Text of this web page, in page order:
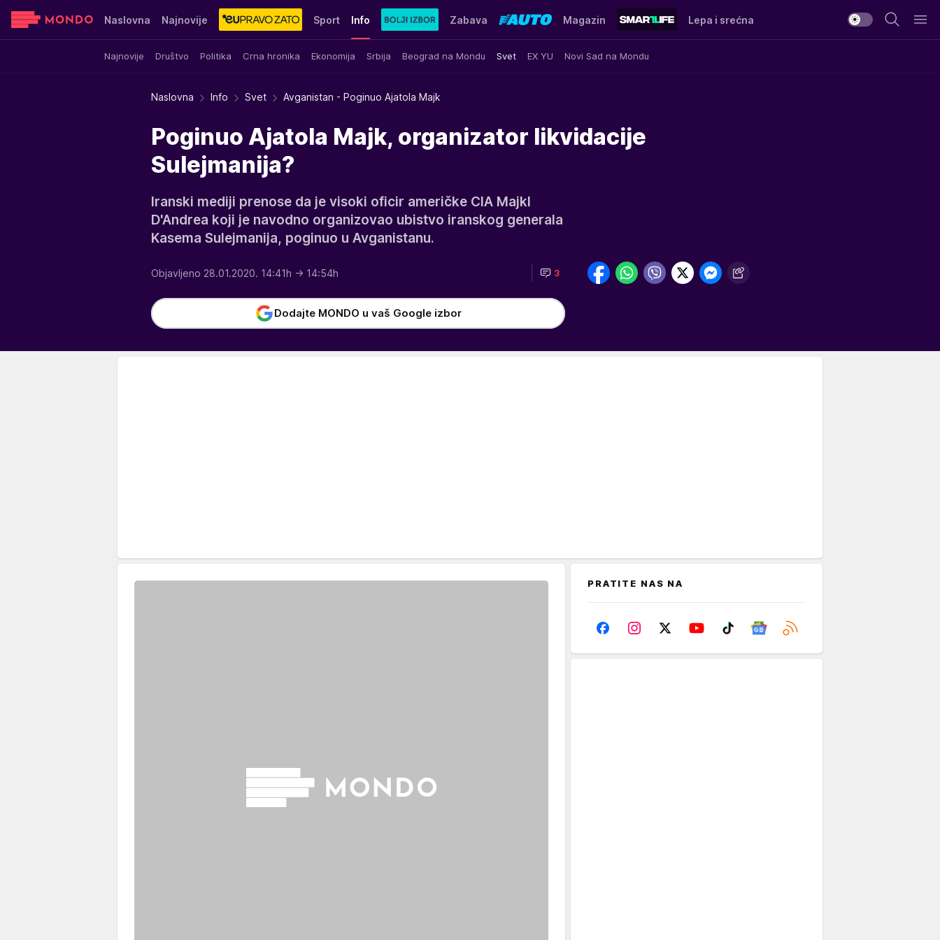
Naslovna Najnovije Sport Info
Najnovije Društvo Politika Crna hronika Ekonomija Srbija Beograd na Mondu Svet EX YU Novi Sad na Mondu
Zabava Magazin Lepa i srećna
Sensa Stvar ukusa Yumama
Naslovna Info Svet Avganistan - Poginuo Ajatola Majk
Poginuo Ajatola Majk, organizator likvidacije
Sulejmanija?
Iranski mediji prenose da je visoki oficir američke CIA Majkl
D'Andrea koji je navodno organizovao ubistvo iranskog generala
Kasema Sulejmanija, poginuo u Avganistanu.
Objavljeno 28.01.2020. 14:41h → 14:54h 3
Dodajte MONDO u vaš Google izbor
PRATITE NAS NA